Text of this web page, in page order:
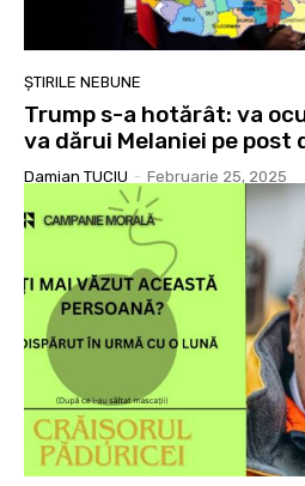
ȘTIRILE NEBUNE
Trump s-a hotărât: va
va dărui Melaniei pe post
Damian TUCIU - Februarie 25, 2025